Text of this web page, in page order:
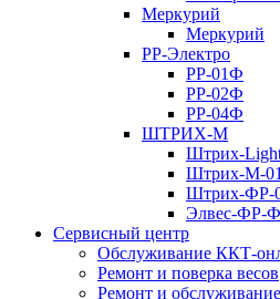
Меркурий
Меркурий
РР-Электро
РР-01Ф
РР-02Ф
РР-04Ф
ШТРИХ-М
Штрих-
Штрих-М-
Штрих-ФР-
Элвес-ФР-Ф
Сервисный центр
Обслуживание ККТ-
Ремонт и поверка весов
Ремонт и